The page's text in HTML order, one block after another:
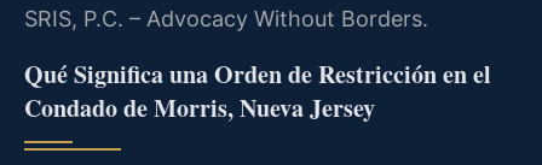
SRIS, P.C. – Advocacy Without Borders.
Qué Significa una Orden de Restricción en el
Condado de Morris, Nueva Jersey